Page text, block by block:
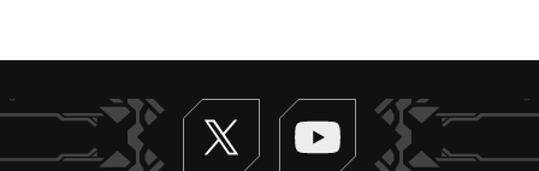
Twitter ヴァンガードch